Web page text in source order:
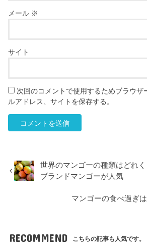
メール ※
サイト
次回のコメントで使用するためブラウザ
ルアドレス、サイトを保存する。
世界のマンゴーの種類はどれ
ブランドマンゴーが人気
マンゴーの食べ過ぎ
RECOMMEND こちらの記事も人気です。